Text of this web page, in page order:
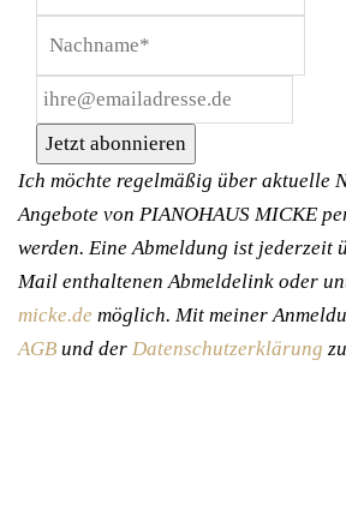
Jetzt abonnieren
Ich möchte regelmäßig über aktuelle
Angebote von PIANOHAUS MICKE
werden. Eine Abmeldung ist jederzeit
Mail enthaltenen Abmeldelink oder
micke.de möglich. Mit meiner
AGB und der Datenschutzerklärung